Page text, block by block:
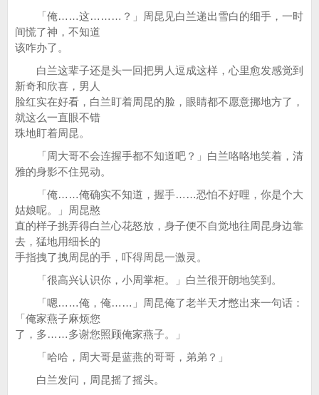
「俺……这………？」周昆见白兰递出雪白的细手，一时
间慌了神，不知道
该咋办了。
白兰这辈子还是头一回把男人逗成这样，心里愈发感觉到
新奇和欣喜，男人
脸红实在好看，白兰盯着周昆的脸，眼睛都不愿意挪地方了，
就这么一直眼不错
珠地盯着周昆。
「周大哥不会连握手都不知道吧？」白兰咯咯地笑着，清
雅的身影不住晃动。
「俺……俺确实不知道，握手……恐怕不好哩，你是个大
姑娘呢。」周昆憨
直的样子挑弄得白兰心花怒放，身子便不自觉地往周昆身边靠
去，猛地用细长的
手指拽了拽周昆的手，吓得周昆一激灵。
「很高兴认识你，小周掌柜。」白兰很开朗地笑到。
「嗯……俺，俺……」周昆俺了老半天才憋出来一句话：
「俺家燕子麻烦您
了，多……多谢您照顾俺家燕子。」
「哈哈，周大哥是蓝燕的哥哥，弟弟？」
白兰发问，周昆摇了摇头。